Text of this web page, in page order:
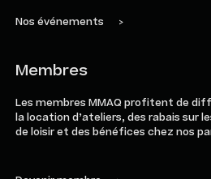
Nos événements >
Membres
Les membres MMAQ profitent de
la location d’ateliers, des rabais sur
de loisir et des bénéfices chez nos